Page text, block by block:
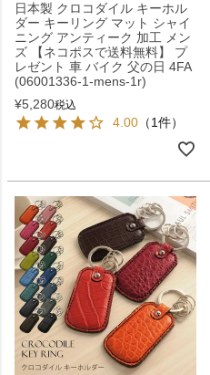
日本製 クロコダイル キーホル
ダー キーリング マット シャイ
ニング アンティーク 加工 メン
ズ 【ネコポスで送料無料】 プ
レゼント 車 バイク 父の日 4FA
(06001336-1-mens-1r)
¥5,280税込
4.00 （1件）